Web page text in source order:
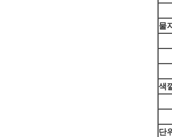
물
색
단